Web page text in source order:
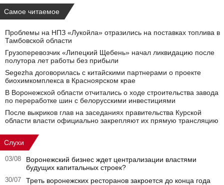
Самое читаемое
Проблемы на НПЗ «Лукойла» отразились на поставках топлива в
Тамбовской области
Грузоперевозчик «Липецкий Щебень» начал ликвидацию после
полутора лет работы без прибыли
Segezha договорилась с китайскими партнерами о проекте
биохимкомплекса в Красноярском крае
В Воронежской области отчитались о ходе строительства завода
по переработке шин с белорусскими инвестициями
После выкриков глав на заседаниях правительства Курской
области власти официально закрепляют их прямую трансляцию
Слухи
03/08
Воронежский бизнес ждет централизации властями
будущих капитальных строек?
30/07 Треть воронежских ресторанов закроется до конца года